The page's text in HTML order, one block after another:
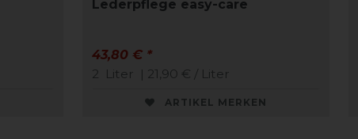
Lederpflege easy-care
43,80 € *
2 Liter | 21,90 € / Liter
ARTIKEL MERKEN